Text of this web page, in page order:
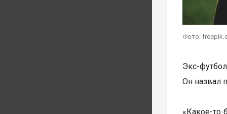
Фото:
Экс-
Он назвал
«Какое-то